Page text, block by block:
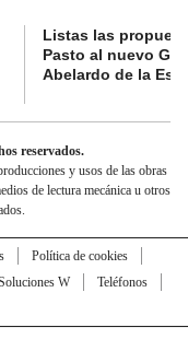
Listas las
Pasto al nuevo
Abelardo de la
reservados.
y usos de las obras
de lectura mecánica u otros
Política de cookies
W
Teléfonos